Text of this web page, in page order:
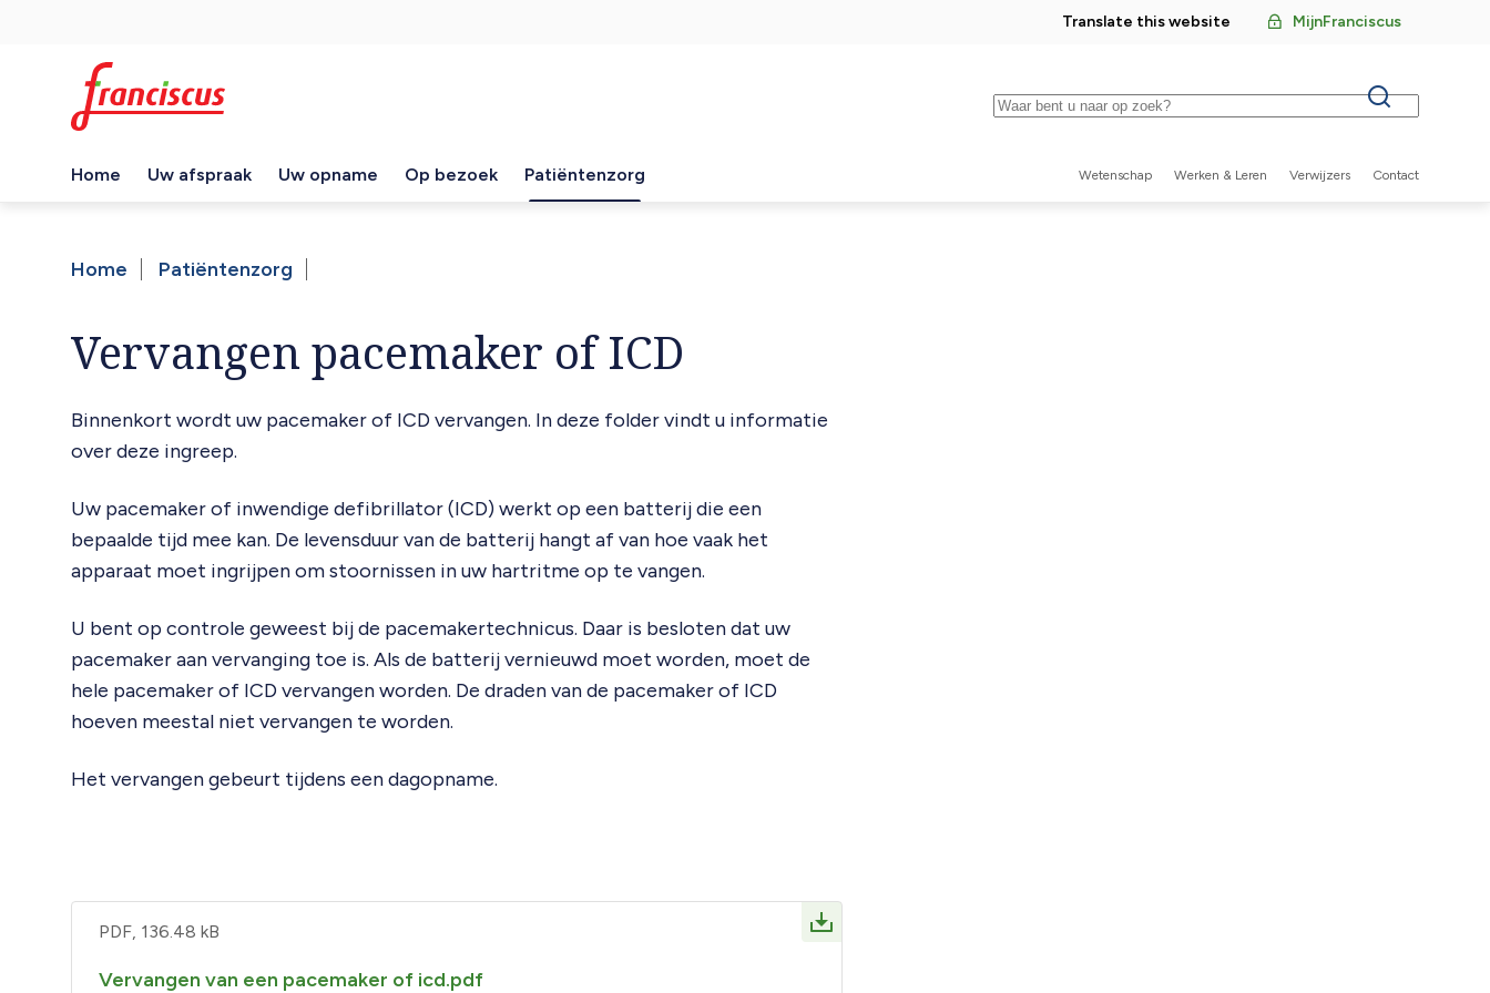
Hoofdnavigatie
Home Uw afspraak Uw opname Op bezoek Patiëntenzorg
navigation
Translate this website MijnFranciscus
Wetenschap Werken & Leren Verwijzers Contact
Keywords
Home Patiëntenzorg
Vervangen pacemaker of ICD
Binnenkort wordt uw pacemaker of ICD vervangen. In deze folder vindt u informatie
over deze ingreep.
Uw pacemaker of inwendige defibrillator (ICD) werkt op een batterij die een
bepaalde tijd mee kan. De levensduur van de batterij hangt af van hoe vaak het
apparaat moet ingrijpen om stoornissen in uw hartritme op te vangen.
U bent op controle geweest bij de pacemakertechnicus. Daar is besloten dat uw
pacemaker aan vervanging toe is. Als de batterij vernieuwd moet worden, moet de
hele pacemaker of ICD vervangen worden. De draden van de pacemaker of ICD
hoeven meestal niet vervangen te worden.
Het vervangen gebeurt tijdens een dagopname.
PDF, 136.48 kB
Vervangen van een pacemaker of icd.pdf